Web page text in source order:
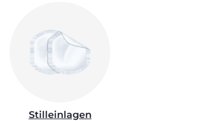
Stilleinlagen